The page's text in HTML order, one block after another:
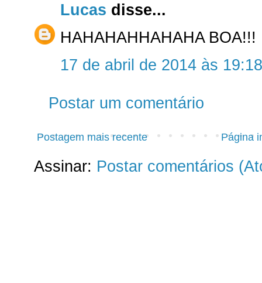
Lucas disse...
HAHAHAHHAHAHA BOA!!!
17 de abril de 2014 às 19:18
Postar um comentário
Postagem mais recente Página
Assinar: Postar comentários